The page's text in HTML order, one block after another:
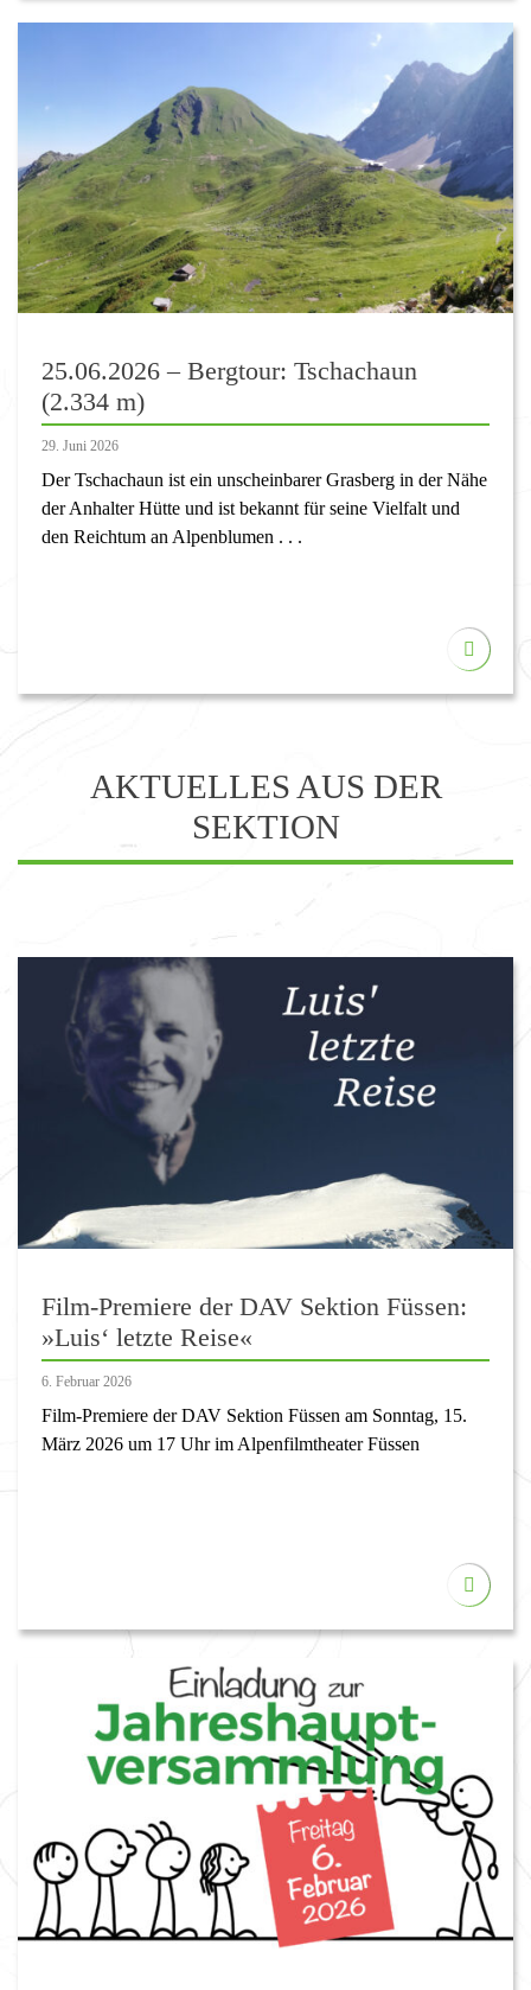
25.06.2026 – Bergtour: Tschachaun
(2.334 m)
29. Juni 2026
Der Tschachaun ist ein unscheinbarer Grasberg in der Nähe
der Anhalter Hütte und ist bekannt für seine Vielfalt und
den Reichtum an Alpenblumen . . .
AKTUELLES AUS DER
SEKTION
Film-Premiere der DAV Sektion Füssen:
»Luis‘ letzte Reise«
6. Februar 2026
Film-Premiere der DAV Sektion Füssen am Sonntag, 15.
März 2026 um 17 Uhr im Alpenfilmtheater Füssen